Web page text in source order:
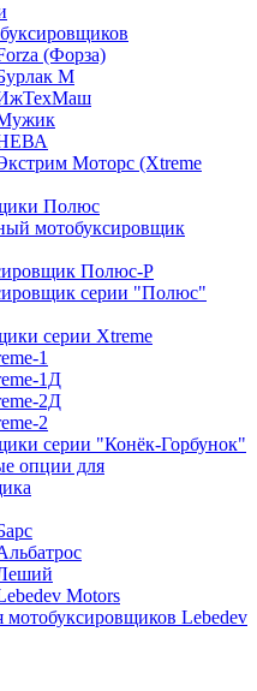
(Форза)
М
Моторс (Xtreme
Полюс
мотобуксировщик
Полюс-Р
серии "Полюс"
серии Xtreme
1
1Д
2Д
2
серии "Конёк-Горбунок"
опции для
Motors
мотобуксировщиков Lebedev